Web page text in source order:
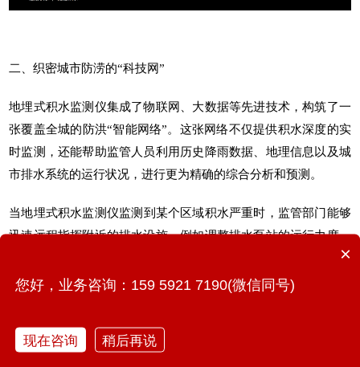
二、织密城市防涝的“科技网”
地埋式积水监测仪集成了物联网、大数据等先进技术，构筑了一
张覆盖全城的防洪“智能网络”。这张网络不仅提供积水深度的实
时监测，还能帮助监管人员利用历史降雨数据、地理信息以及城
市排水系统的运行状况，进行更为精确的综合分析和预测。
当地埋式积水监测仪监测 到某个区域积水严重时，监管部门能够
迅速远程指挥附近的排水设施，例如调整排水泵站的运行力度、
启动雨水篦子的紧急排水口等，从而加快积水的排泄。这种智能
化的管理方式显著提升了城市排水系统的反应速度和效率，有效
×
您好，业务咨询：159 5921 7190(微信同号)
现在咨询 稍后再说